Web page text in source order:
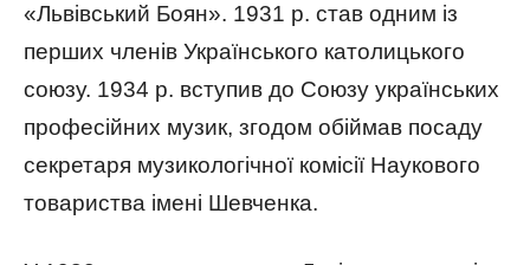
«Львівський Боян». 1931 р. став одним із
перших членів Українського католицького
союзу. 1934 р. вступив до Союзу українських
професійних музик, згодом обіймав посаду
секретаря музикологічної комісії Наукового
товариства імені Шевченка.